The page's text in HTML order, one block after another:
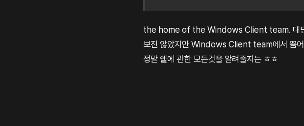
the home of the Windows Client team. 대단
보진 않았지만 Windows Client team에서 뿜어
정말 쉘에 관한 모든것을 알려줄지는 ㅎㅎ